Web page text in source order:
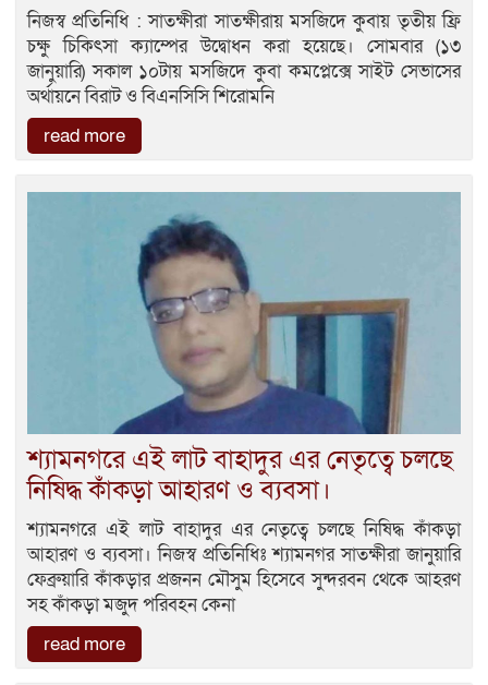
নিজস্ব প্রতিনিধি : সাতক্ষীরা সাতক্ষীরায় মসজিদে কুবায় তৃতীয় ফ্রি
চক্ষু চিকিৎসা ক্যাম্পের উদ্বোধন করা হয়েছে। সোমবার (১৩
জানুয়ারি) সকাল ১০টায় মসজিদে কুবা কমপ্লেক্সে সাইট সেভাসের
অর্থায়নে বিরাট ও বিএনসিসি শিরোমনি
read more
শ্যামনগরে এই লাট বাহাদুর এর নেতৃত্বে চলছে
নিষিদ্ধ কাঁকড়া আহারণ ও ব্যবসা।
শ্যামনগরে এই লাট বাহাদুর এর নেতৃত্বে চলছে নিষিদ্ধ কাঁকড়া
আহারণ ও ব্যবসা। নিজস্ব প্রতিনিধিঃ শ্যামনগর সাতক্ষীরা জানুয়ারি
ফেব্রুয়ারি কাঁকড়ার প্রজনন মৌসুম হিসেবে সুন্দরবন থেকে আহরণ
সহ কাঁকড়া মজুদ পরিবহন কেনা
read more